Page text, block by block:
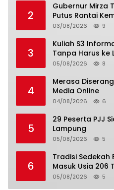
2
Gubernur Mirza
Putus Rantai
03/08/2026 9
3
Kuliah S3
Tanpa Harus ke
05/08/2026 8
4
Merasa
Media Online
04/08/2026 6
5
29 Peserta PJJ Siap
Lampung
05/08/2026 5
6
Tradisi Sedekah
Masuk Usia 206
05/08/2026 5